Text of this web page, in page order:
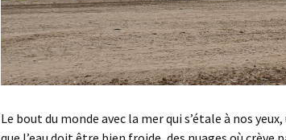
Le bout du monde avec la mer qui s’étale à nos